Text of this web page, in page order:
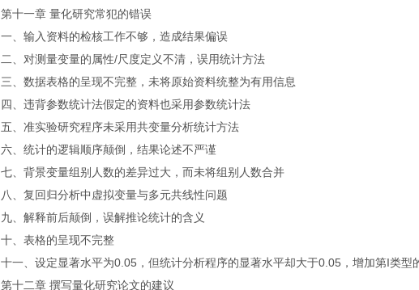
第十一章 量化研究常犯的错误
一、输入资料的检核工作不够，造成结果偏误
二、对测量变量的属性/尺度定义不清，误用统计方法
三、数据表格的呈现不完整，未将原始资料统整为有用信息
四、违背参数统计法假定的资料也采用参数统计法
五、准实验研究程序未采用共变量分析统计方法
六、统计的逻辑顺序颠倒，结果论述不严谨
七、背景变量组别人数的差异过大，而未将组别人数合并
八、复回归分析中虚拟变量与多元共线性问题
九、解释前后颠倒，误解推论统计的含义
十、表格的呈现不完整
十一、设定显著水平为0.05，但统计分析程序的显著水平却大于0.05，增加第I类型
第十二章 撰写量化研究论文的建议